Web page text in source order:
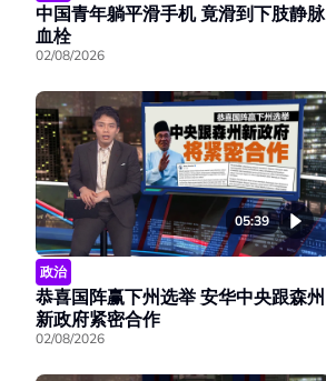
中国青年躺平滑手机 竟滑到下肢静脉
血栓
02/08/2026
05:39
政治
恭喜国阵赢下州选举 安华中央跟森州
新政府紧密合作
02/08/2026